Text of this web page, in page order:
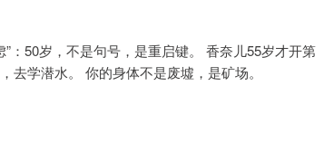
：50岁，不是句号，是重启键。 香奈儿55岁才开第
去学潜水。 你的身体不是废墟，是矿场。